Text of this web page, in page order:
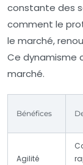
constante des
comment le
le marché,
Ce dynamisme
marché.
Bénéfices
Agilité